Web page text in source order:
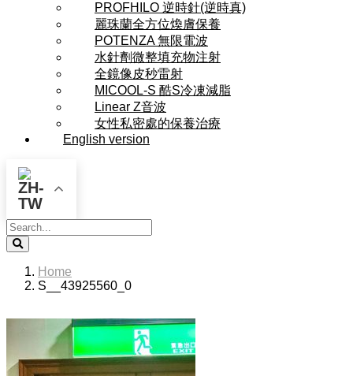
PROFHILO 逆時針(逆時真)
麗珠蘭全方位煥膚保養
POTENZA 無限電波
水針劑微整填充物注射
全鏡像皮秒雷射
MICOOL-S 酷S冷凍減脂
Linear Z音波
女性私密處的保養治療
English version
Search
Home
S__43925560_0